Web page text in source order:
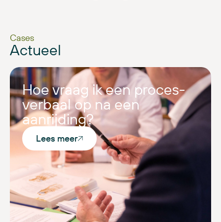
Cases
Actueel
Hoe vraag ik een proces-
verbaal op na een
aanrijding?
Lees meer